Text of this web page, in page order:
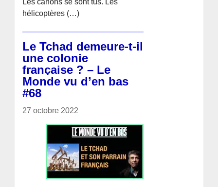
hélicoptères (…)
Le Tchad demeure-t-il
une colonie
française ? – Le
Monde vu d’en bas
#68
27 octobre 2022